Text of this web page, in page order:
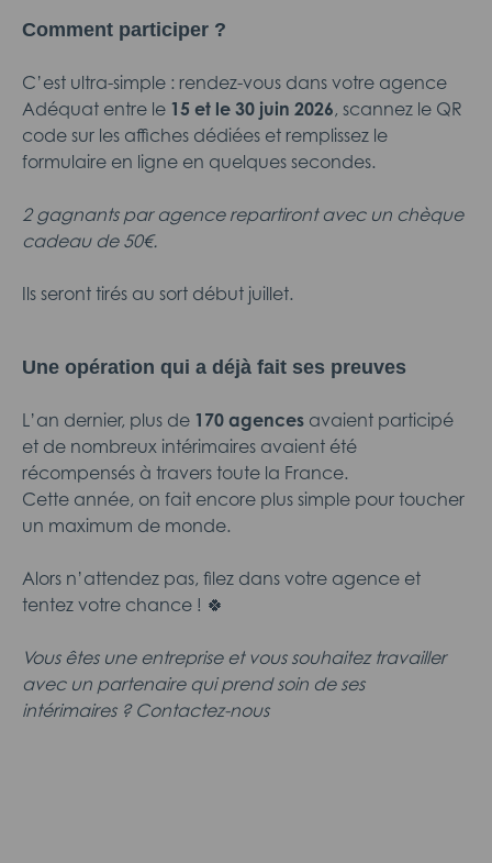
Comment participer ?
C’est ultra-simple : rendez-vous dans votre agence
Adéquat entre le 15 et le 30 juin 2026, scannez le QR
code sur les affiches dédiées et remplissez le
formulaire en ligne en quelques secondes.
2 gagnants par agence repartiront avec un chèque
cadeau de 50€.
Ils seront tirés au sort début juillet.
Une opération qui a déjà fait ses preuves
L’an dernier, plus de 170 agences avaient participé
et de nombreux intérimaires avaient été
récompensés à travers toute la France.
Cette année, on fait encore plus simple pour toucher
un maximum de monde.
Alors n’attendez pas, filez dans votre agence et
tentez votre chance ! 🍀
Vous êtes une entreprise et vous souhaitez travailler
avec un partenaire qui prend soin de ses
intérimaires ? Contactez-nous